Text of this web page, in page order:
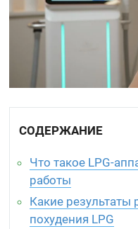
СОДЕРЖАНИЕ
Что такое LPG-
работы
Какие результаты
похудения LPG